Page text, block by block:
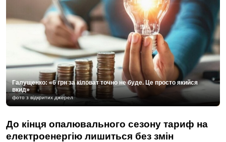
Галущенко: «6 грн за кіловат точно не буде. Це просто якийся
вкид»
фото з відкритих джерел
До кінця опалювального сезону тариф на
електроенергію лишиться без змін